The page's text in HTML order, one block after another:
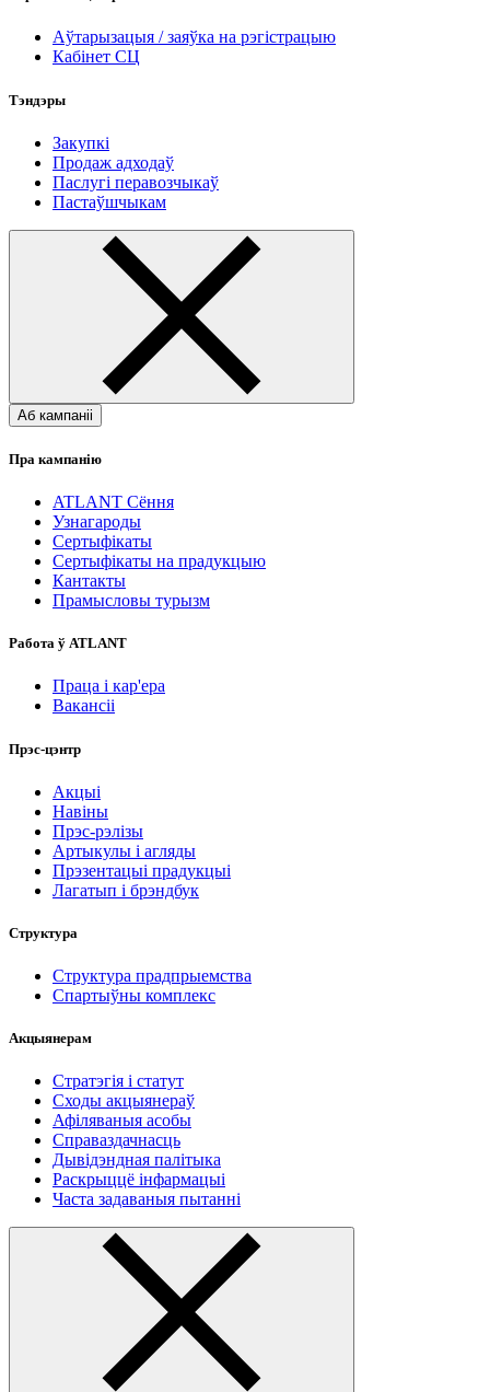
Аўтарызацыя / заяўка на рэгістрацыю
Кабінет СЦ
Тэндэры
Закупкі
Продаж адходаў
Паслугі перавозчыкаў
Пастаўшчыкам
Аб кампаніі
Пра кампанію
ATLANT Сёння
Узнагароды
Сертыфікаты
Сертыфікаты на прадукцыю
Кантакты
Прамысловы турызм
Работа ў ATLANT
Праца і кар'ера
Вакансіі
Прэс-цэнтр
Акцыі
Навіны
Прэс-рэлізы
Артыкулы і агляды
Прэзентацыі прадукцыі
Лагатып і брэндбук
Структура
Структура прадпрыемства
Спартыўны комплекс
Акцыянерам
Стратэгія і статут
Сходы акцыянераў
Афіляваныя асобы
Справаздачнасць
Дывідэндная палітыка
Раскрыццё інфармацыі
Часта задаваныя пытанні